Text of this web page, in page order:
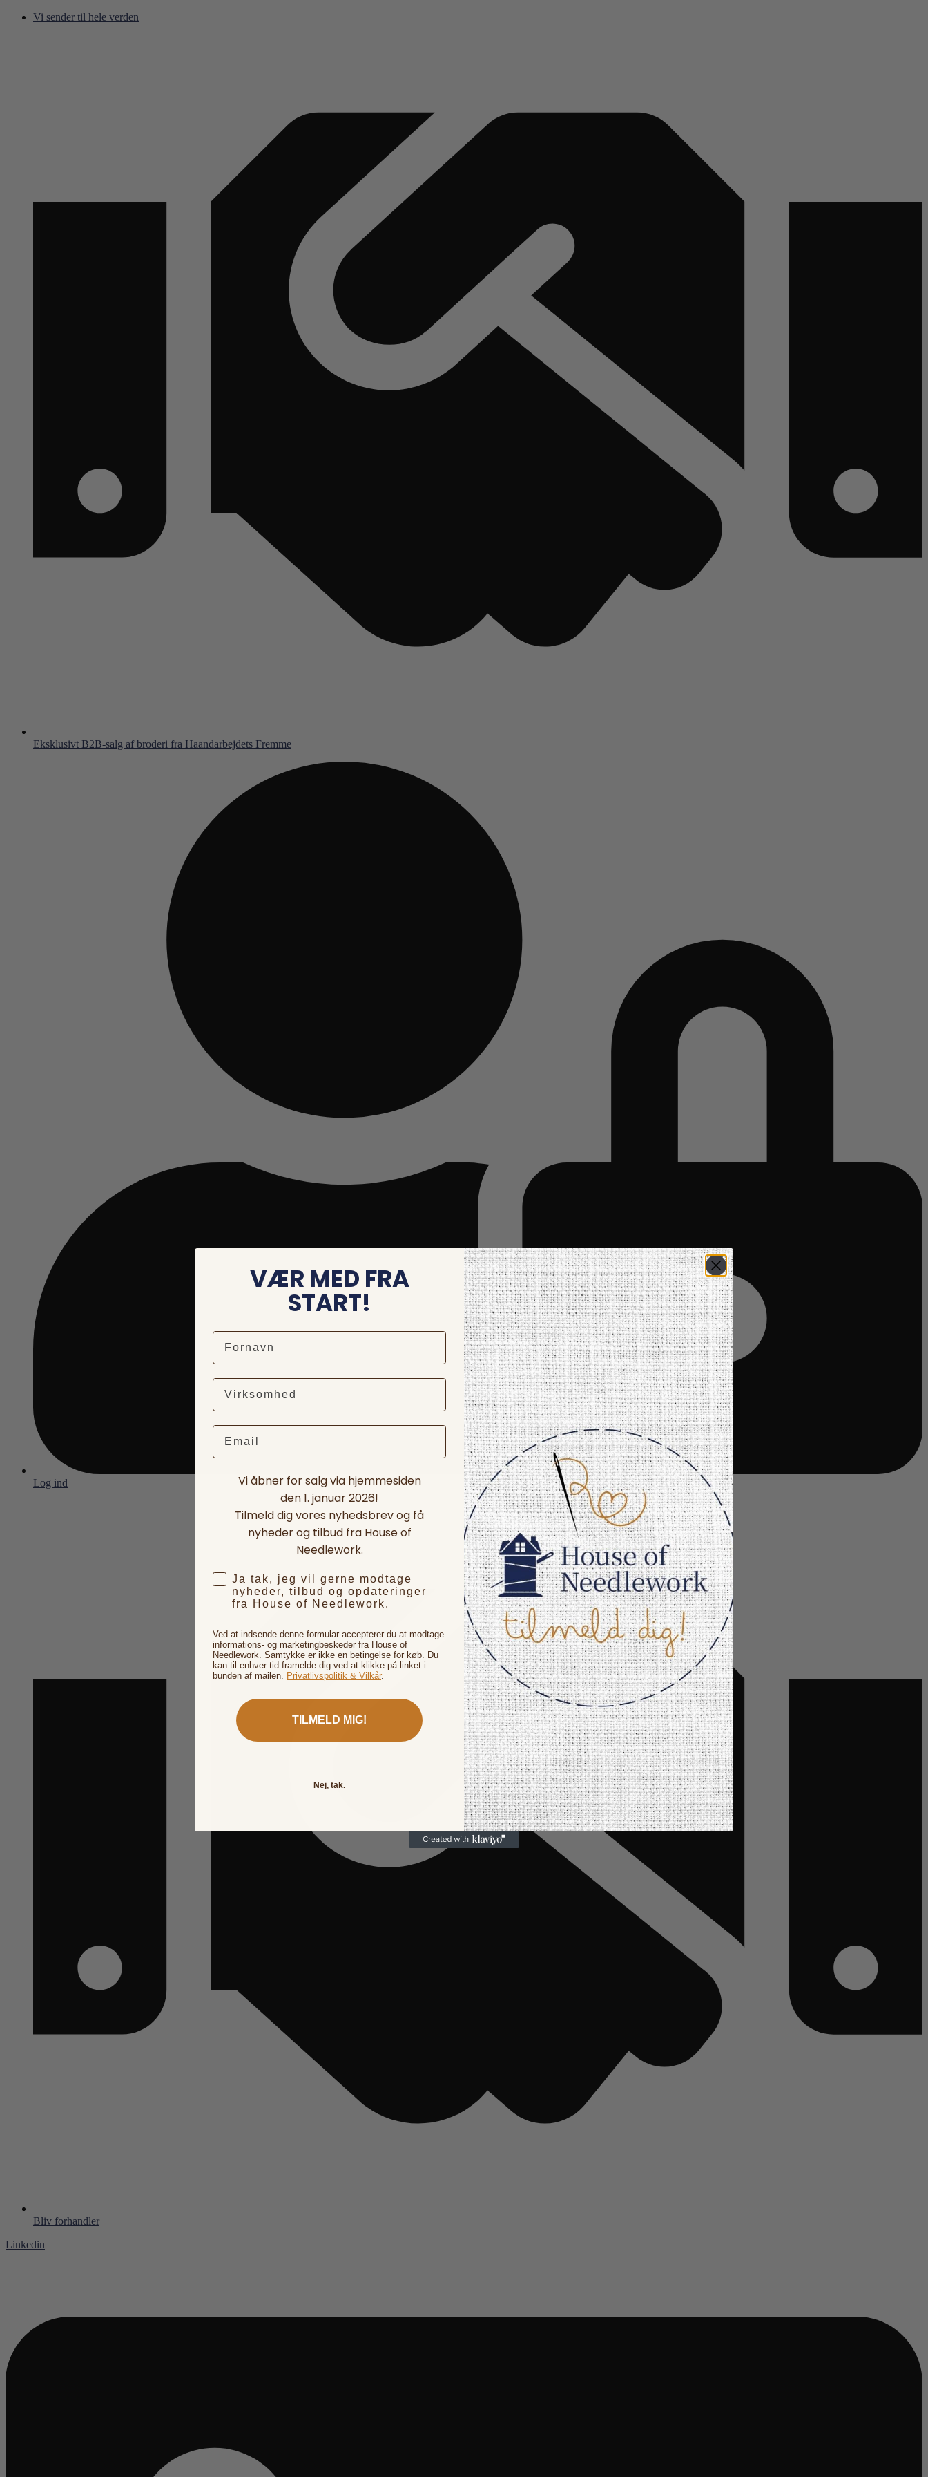
Hop
Vi sender til hele verden
Eksklusivt B2B-salg af broderi fra Haandarbejdets Fremme
Log ind
Bliv forhandler
Linkedin
VÆR MED FRA
START!
Email
Vi åbner for salg via hjemmesiden
den 1. januar 2026!
Tilmeld dig vores nyhedsbrev og få
nyheder og tilbud fra House of
Needlework.
Ja tak, jeg vil gerne modtage
nyheder, tilbud og opdateringer
fra House of Needlework.
Ved at indsende denne formular accepterer du at modtage
informations- og marketingbeskeder fra House of
Needlework. Samtykke er ikke en betingelse for køb. Du
kan til enhver tid framelde dig ved at klikke på linket i
bunden af mailen. Privatlivspolitik & Vilkår.
TILMELD MIG!
Nej, tak.